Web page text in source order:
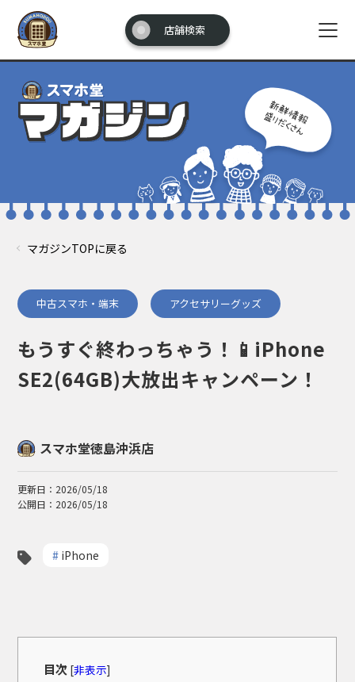
店舗検索
マガジンTOPに戻る
中古スマホ・端末 アクセサリーグッズ
もうすぐ終わっちゃう！📱iPhone
SE2(64GB)大放出キャンペーン！
スマホ堂徳島沖浜店
更新日：2026/05/18
公開日：2026/05/18
# iPhone
目次 [非表示]